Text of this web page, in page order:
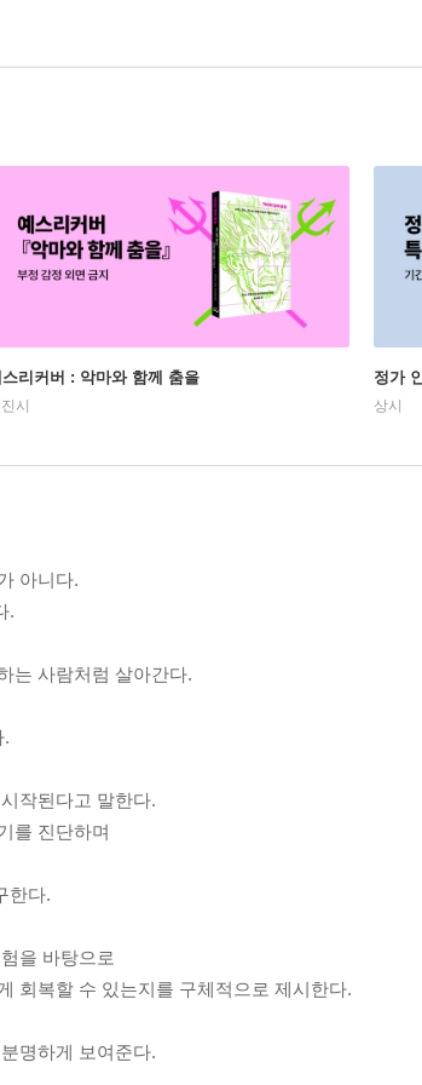
리커버 : 악마와 함께 춤을
시
정가
상시
아니다.
.
는 사람처럼 살아간다.
.
작된다고 말한다.
를 진단하며
한다.
을 바탕으로
회복할 수 있는지를 구체적으로 제시한다.
명하게 보여준다.